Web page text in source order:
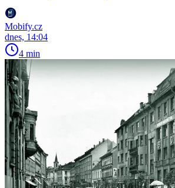
Mobify.cz
dnes, 14:04
4 min